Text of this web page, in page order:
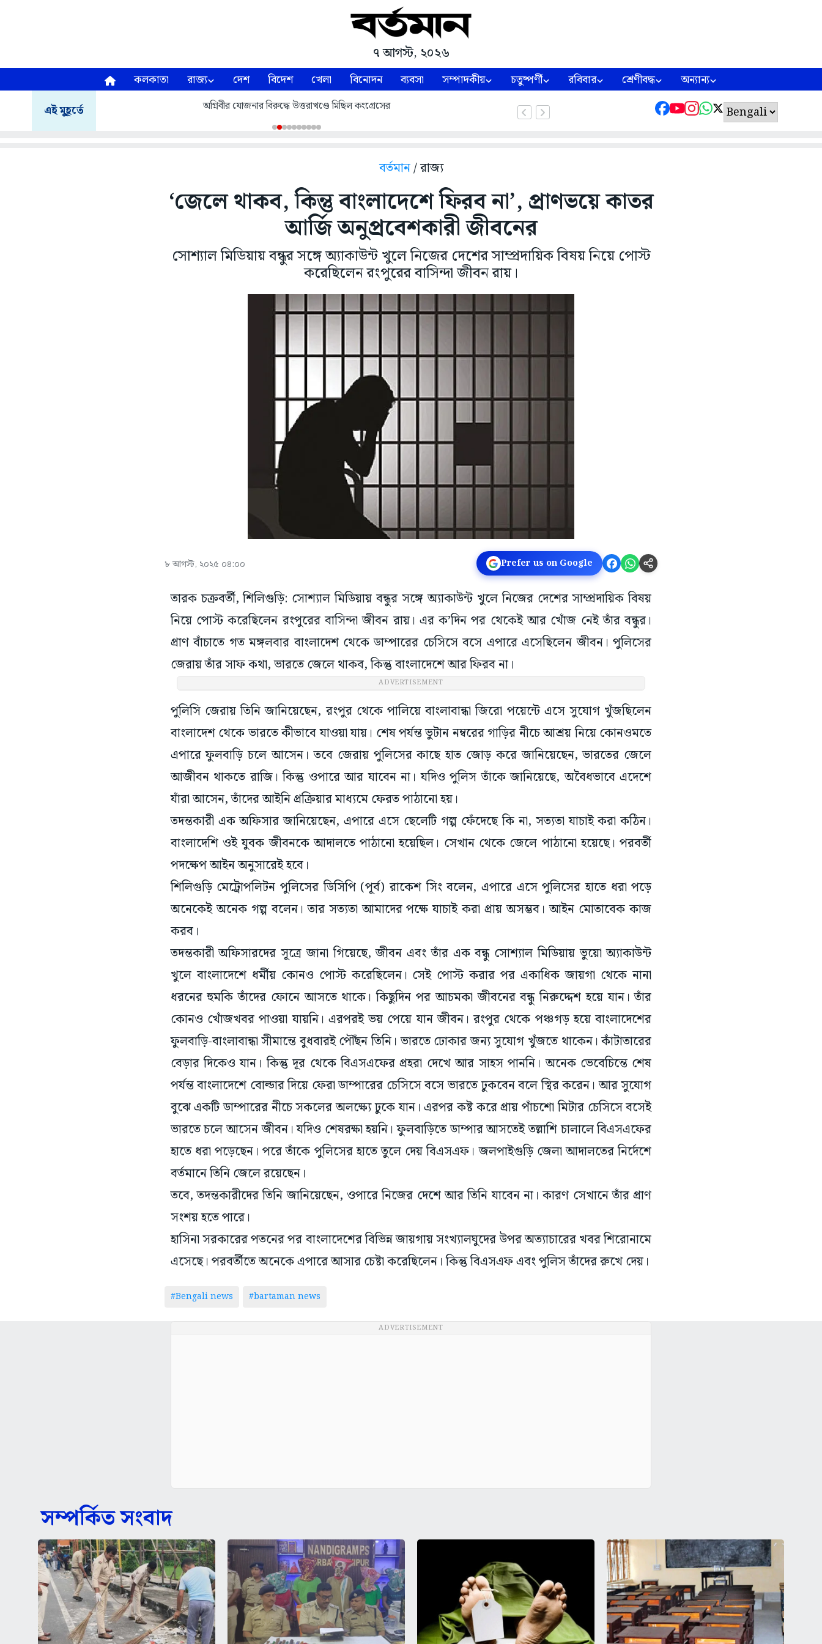
৭ আগস্ট, ২০২৬
কলকাতা রাজ্য দেশ বিদেশ খেলা বিনোদন ব্যবসা সম্পাদকীয় চতুষ্পর্ণী রবিবার শ্রেণীবদ্ধ অন্যান্য
এই মুহূর্তে অগ্নিবীর যোজনার বিরুদ্ধে উত্তরাখণ্ডে মিছিল কংগ্রেসের
বর্তমান/ রাজ্য
‘জেলে থাকব, কিন্তু বাংলাদেশে ফিরব না’, প্রাণভয়ে কাতর
আর্জি অনুপ্রবেশকারী জীবনের
সোশ্যাল মিডিয়ায় বন্ধুর সঙ্গে অ্যাকাউন্ট খুলে নিজের দেশের সাম্প্রদায়িক বিষয় নিয়ে পোস্ট
করেছিলেন রংপুরের বাসিন্দা জীবন রায়।
৮ আগস্ট, ২০২৫ ০৪:০০ Prefer us on Google
তারক চক্রবর্তী, শিলিগুড়ি: সোশ্যাল মিডিয়ায় বন্ধুর সঙ্গে অ্যাকাউন্ট খুলে নিজের দেশের সাম্প্রদায়িক বিষয়
নিয়ে পোস্ট করেছিলেন রংপুরের বাসিন্দা জীবন রায়। এর ক’দিন পর থেকেই আর খোঁজ নেই তাঁর বন্ধুর।
প্রাণ বাঁচাতে গত মঙ্গলবার বাংলাদেশ থেকে ডাম্পারের চেসিসে বসে এপারে এসেছিলেন জীবন। পুলিসের
জেরায় তাঁর সাফ কথা, ভারতে জেলে থাকব, কিন্তু বাংলাদেশে আর ফিরব না।
ADVERTISEMENT
পুলিসি জেরায় তিনি জানিয়েছেন, রংপুর থেকে পালিয়ে বাংলাবান্ধা জিরো পয়েন্টে এসে সুযোগ খুঁজছিলেন
বাংলাদেশ থেকে ভারতে কীভাবে যাওয়া যায়। শেষ পর্যন্ত ভুটান নম্বরের গাড়ির নীচে আশ্রয় নিয়ে কোনওমতে
এপারে ফুলবাড়ি চলে আসেন। তবে জেরায় পুলিসের কাছে হাত জোড় করে জানিয়েছেন, ভারতের জেলে
আজীবন থাকতে রাজি। কিন্তু ওপারে আর যাবেন না। যদিও পুলিস তাঁকে জানিয়েছে, অবৈধভাবে এদেশে
যাঁরা আসেন, তাঁদের আইনি প্রক্রিয়ার মাধ্যমে ফেরত পাঠানো হয়।
তদন্তকারী এক অফিসার জানিয়েছেন, এপারে এসে ছেলেটি গল্প ফেঁদেছে কি না, সত্যতা যাচাই করা কঠিন।
বাংলাদেশি ওই যুবক জীবনকে আদালতে পাঠানো হয়েছিল। সেখান থেকে জেলে পাঠানো হয়েছে। পরবর্তী
পদক্ষেপ আইন অনুসারেই হবে।
শিলিগুড়ি মেট্রোপলিটন পুলিসের ডিসিপি (পূর্ব) রাকেশ সিং বলেন, এপারে এসে পুলিসের হাতে ধরা পড়ে
অনেকেই অনেক গল্প বলেন। তার সত্যতা আমাদের পক্ষে যাচাই করা প্রায় অসম্ভব। আইন মোতাবেক কাজ
করব।
তদন্তকারী অফিসারদের সূত্রে জানা গিয়েছে, জীবন এবং তাঁর এক বন্ধু সোশ্যাল মিডিয়ায় ভুয়ো অ্যাকাউন্ট
খুলে বাংলাদেশে ধর্মীয় কোনও পোস্ট করেছিলেন। সেই পোস্ট করার পর একাধিক জায়গা থেকে নানা
ধরনের হুমকি তাঁদের ফোনে আসতে থাকে। কিছুদিন পর আচমকা জীবনের বন্ধু নিরুদ্দেশ হয়ে যান। তাঁর
কোনও খোঁজখবর পাওয়া যায়নি। এরপরই ভয় পেয়ে যান জীবন। রংপুর থেকে পঞ্চগড় হয়ে বাংলাদেশের
ফুলবাড়ি-বাংলাবান্ধা সীমান্তে বুধবারই পৌঁছন তিনি। ভারতে ঢোকার জন্য সুযোগ খুঁজতে থাকেন। কাঁটাতারের
বেড়ার দিকেও যান। কিন্তু দূর থেকে বিএসএফের প্রহরা দেখে আর সাহস পাননি। অনেক ভেবেচিন্তে শেষ
পর্যন্ত বাংলাদেশে বোল্ডার দিয়ে ফেরা ডাম্পারের চেসিসে বসে ভারতে ঢুকবেন বলে স্থির করেন। আর সুযোগ
বুঝে একটি ডাম্পারের নীচে সকলের অলক্ষ্যে ঢুকে যান। এরপর কষ্ট করে প্রায় পাঁচশো মিটার চেসিসে বসেই
ভারতে চলে আসেন জীবন। যদিও শেষরক্ষা হয়নি। ফুলবাড়িতে ডাম্পার আসতেই তল্লাশি চালালে বিএসএফের
হাতে ধরা পড়েছেন। পরে তাঁকে পুলিসের হাতে তুলে দেয় বিএসএফ। জলপাইগুড়ি জেলা আদালতের নির্দেশে
বর্তমানে তিনি জেলে রয়েছেন।
তবে, তদন্তকারীদের তিনি জানিয়েছেন, ওপারে নিজের দেশে আর তিনি যাবেন না। কারণ সেখানে তাঁর প্রাণ
সংশয় হতে পারে।
হাসিনা সরকারের পতনের পর বাংলাদেশের বিভিন্ন জায়গায় সংখ্যালঘুদের উপর অত্যাচারের খবর শিরোনামে
এসেছে। পরবর্তীতে অনেকে এপারে আসার চেষ্টা করেছিলেন। কিন্তু বিএসএফ এবং পুলিস তাঁদের রুখে দেয়।
#Bengali news #bartaman news
ADVERTISEMENT
সম্পর্কিত সংবাদ